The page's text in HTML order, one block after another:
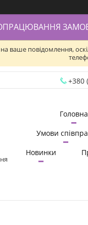
ваше повідомлення,
+380
Головна
Умови
Новинки